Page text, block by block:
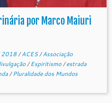
por Marco Maiuri
2018/ACES/Associação
/Espiritismo/estrada
/Pluralidade dos Mundos